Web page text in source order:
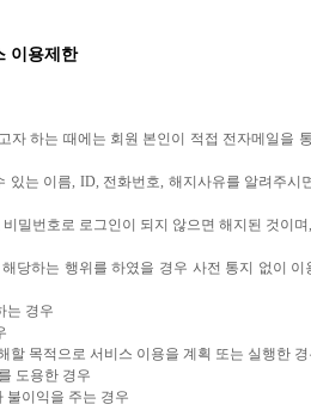
이용제한
자 하는 때에는 회원 본인이 적접 전자메일을
있는 이름, ID, 전화번호, 해지사유를 알려주
밀번호로 로그인이 되지 않으면 해지된 것이
당하는 행위를 하였을 경우 사전 통지 없이
는 경우
목적으로 서비스 이용을 계획 또는 실행한
도용한 경우
이익을 주는 경우